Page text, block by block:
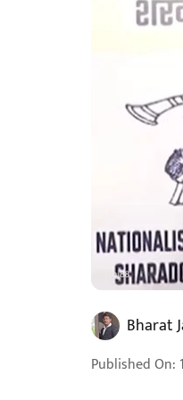
Bharat
Published On: